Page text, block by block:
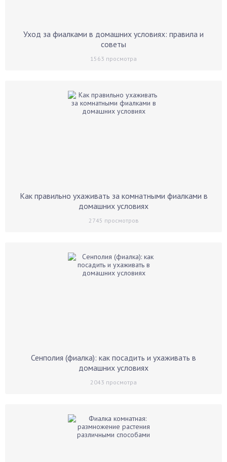
Уход за фиалками в домашних условиях: правила и
советы
1563 просмотра
Как правильно ухаживать за комнатными фиалками в
домашних условиях
2745 просмотров
Сенполия (фиалка): как посадить и ухаживать в
домашних условиях
2043 просмотра